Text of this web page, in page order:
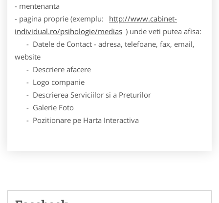
- mentenanta
- pagina proprie (exemplu:
http://www.cabinet-
individual.ro/psihologie/medias ) unde veti putea afisa:
- Datele de Contact - adresa, telefoane, fax, email,
website
- Descriere afacere
- Logo companie
- Descrierea Serviciilor si a Preturilor
- Galerie Foto
- Pozitionare pe Harta Interactiva